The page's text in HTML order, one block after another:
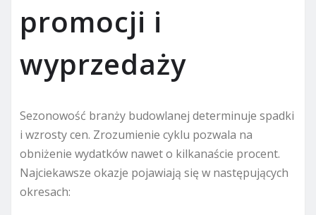
promocji i
wyprzedaży
Sezonowość branży budowlanej determinuje spadki
i wzrosty cen. Zrozumienie cyklu pozwala na
obniżenie wydatków nawet o kilkanaście procent.
Najciekawsze okazje pojawiają się w następujących
okresach: